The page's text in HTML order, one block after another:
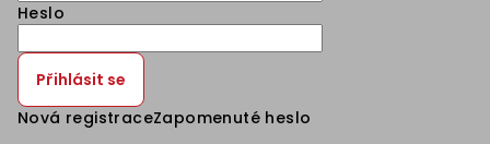
Heslo
Přihlásit se
Nová registraceZapomenuté heslo